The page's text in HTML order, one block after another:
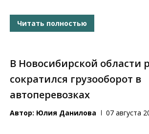
Читать полностью
В Новосибирской области
сократился грузооборот в
автоперевозках
Автор: Юлия Данилова 07 августа